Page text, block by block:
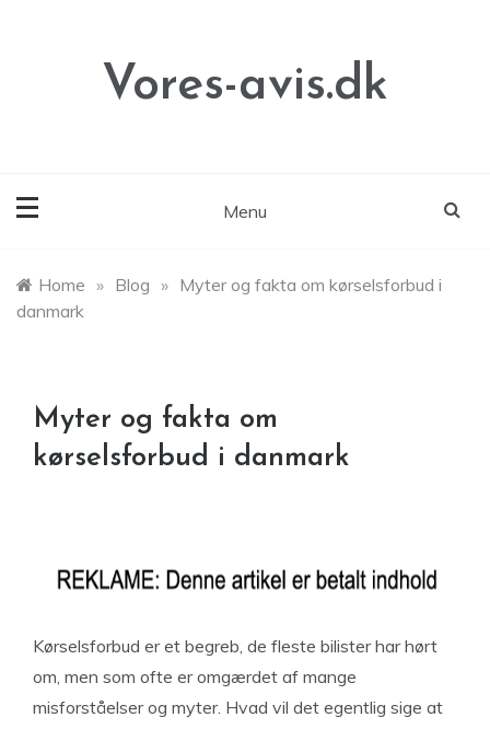
Vores-avis.dk
Menu
Home » Blog » Myter og fakta om kørselsforbud i
danmark
Myter og fakta om
kørselsforbud i danmark
Kørselsforbud er et begreb, de fleste bilister har hørt
om, men som ofte er omgærdet af mange
misforståelser og myter. Hvad vil det egentlig sige at